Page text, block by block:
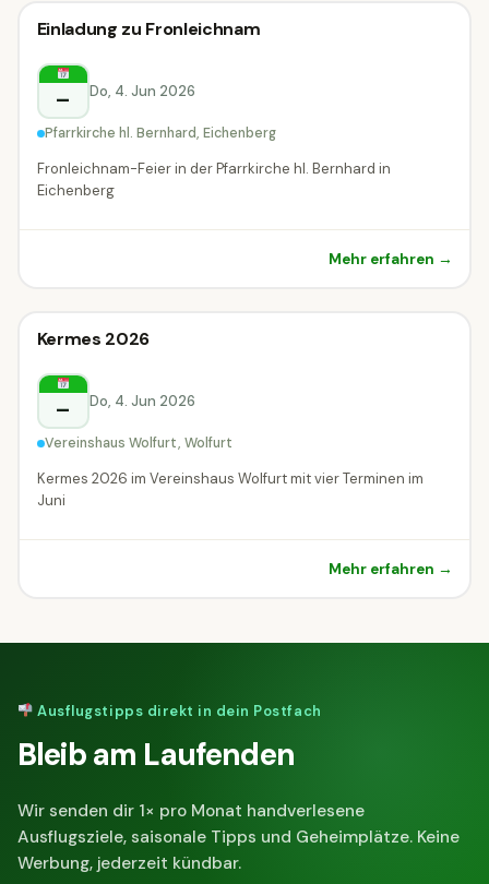
Sonstiges
Eichenberg
Sonstiges
Einladung zu Fronleichnam
– Do, 4. Jun 2026
Pfarrkirche hl. Bernhard, Eichenberg
Fronleichnam-Feier in der Pfarrkirche hl. Bernhard in
Eichenberg
Mehr erfahren →
Sonstiges
Wolfurt
Sonstiges
Kermes 2026
– Do, 4. Jun 2026
Vereinshaus Wolfurt, Wolfurt
Kermes 2026 im Vereinshaus Wolfurt mit vier Terminen im
Juni
Mehr erfahren →
Ausflugstipps direkt in dein Postfach
Bleib am Laufenden
Wir senden dir 1× pro Monat handverlesene
Ausflugsziele, saisonale Tipps und Geheimplätze. Keine
Werbung, jederzeit kündbar.